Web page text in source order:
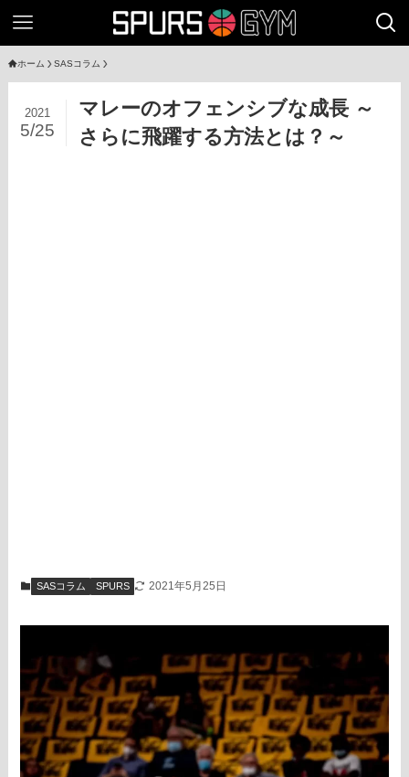
ホーム SASコラム
マレーのオフェンシブな成長 ～
さらに飛躍する方法とは？～
2021
5/25
SASコラム SPURS 2021年5月25日